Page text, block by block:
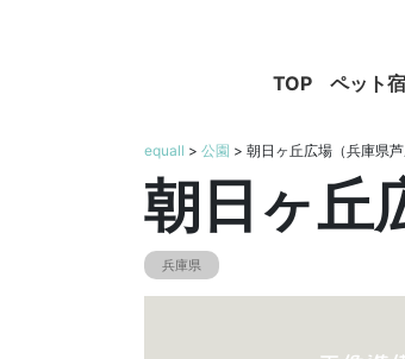
TOP ペット宿
equall > 公園 > 朝日ヶ丘広場（兵庫県芦
朝日ヶ丘
兵庫県